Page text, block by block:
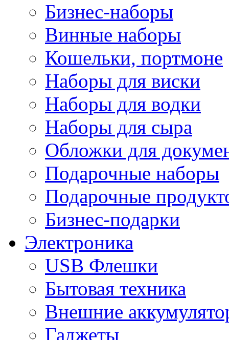
Бизнес-наборы
Винные наборы
Кошельки, портмоне
Наборы для виски
Наборы для водки
Наборы для сыра
Обложки для
Подарочные наборы
Подарочные
Бизнес-подарки
Электроника
USB Флешки
Бытовая техника
Внешние
Гаджеты